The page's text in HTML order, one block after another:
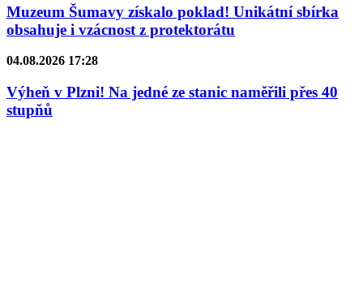
Muzeum Šumavy získalo poklad! Unikátní sbírka
obsahuje i vzácnost z protektorátu
04.08.2026 17:28
Výheň v Plzni! Na jedné ze stanic naměřili přes 40
stupňů